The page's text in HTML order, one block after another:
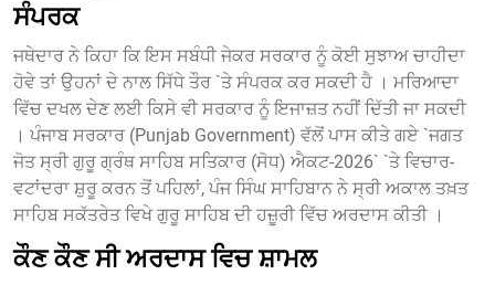
ਸੰਪਰਕ
ਜਥੇਦਾਰ ਨੇ ਕਿਹਾ ਕਿ ਇਸ ਸਬੰਧੀ ਜੇਕਰ ਸਰਕਾਰ ਨੂੰ ਕੋਈ ਸੁਝਾਅ ਚਾਹੀਦਾ
ਹੋਵੇ ਤਾਂ ਉਹਨਾਂ ਦੇ ਨਾਲ ਸਿੱਧੇ ਤੌਰ `ਤੇ ਸੰਪਰਕ ਕਰ ਸਕਦੀ ਹੈ । ਮਰਿਆਦਾ
ਵਿੱਚ ਦਖਲ ਦੇਣ ਲਈ ਕਿਸੇ ਵੀ ਸਰਕਾਰ ਨੂੰ ਇਜਾਜ਼ਤ ਨਹੀਂ ਦਿੱਤੀ ਜਾ ਸਕਦੀ
। ਪੰਜਾਬ ਸਰਕਾਰ (Punjab Government) ਵੱਲੋਂ ਪਾਸ ਕੀਤੇ ਗਏ `ਜਗਤ
ਜੋਤ ਸ੍ਰੀ ਗੁਰੂ ਗ੍ਰੰਥ ਸਾਹਿਬ ਸਤਿਕਾਰ (ਸੋਧ) ਐਕਟ-2026` `ਤੇ ਵਿਚਾਰ-
ਵਟਾਂਦਰਾ ਸ਼ੁਰੂ ਕਰਨ ਤੋਂ ਪਹਿਲਾਂ, ਪੰਜ ਸਿੰਘ ਸਾਹਿਬਾਨ ਨੇ ਸ੍ਰੀ ਅਕਾਲ ਤਖ਼ਤ
ਸਾਹਿਬ ਸਕੱਤਰੇਤ ਵਿਖੇ ਗੁਰੂ ਸਾਹਿਬ ਦੀ ਹਜ਼ੂਰੀ ਵਿੱਚ ਅਰਦਾਸ ਕੀਤੀ ।
ਕੌਣ ਕੌਣ ਸੀ ਅਰਦਾਸ ਵਿਚ ਸ਼ਾਮਲ